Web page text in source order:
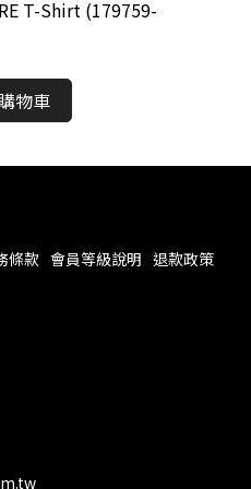
T-Shirt (179759-
物車
條款 會員等級說明 退款政策